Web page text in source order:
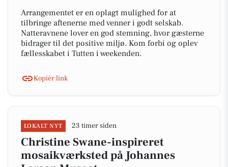
Arrangementet er en oplagt mulighed for at
tilbringe aftenerne med venner i godt selskab.
Natteravnene lover en god stemning, hvor gæsterne
bidrager til det positive miljø. Kom forbi og oplev
fællesskabet i Tutten i weekenden.
Kopiér link
LOKALT NYT 23 timer siden
Christine Swane-inspireret
mosaikværksted på Johannes